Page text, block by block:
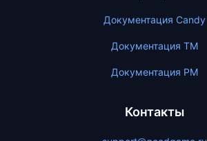
Документация Candy
Документация ТМ
Документация PM
Контакты